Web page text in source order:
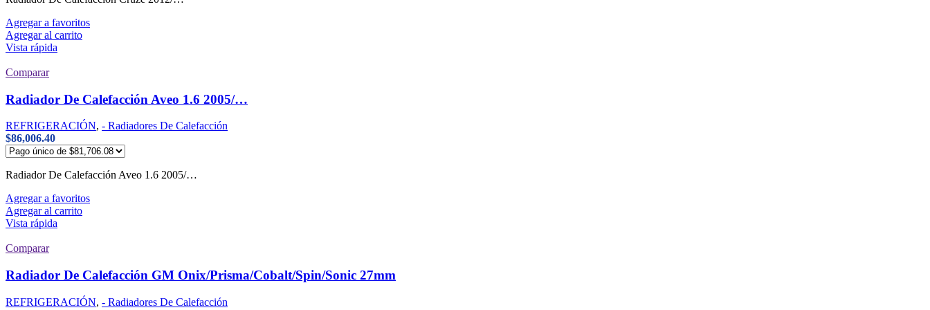
Agregar a favoritos
Agregar al carrito
Vista rápida
Comparar
Radiador De Calefacción Aveo 1.6 2005/…
REFRIGERACIÓN, - Radiadores De Calefacción
$86,006.40
Radiador De Calefacción Aveo 1.6 2005/…
Agregar a favoritos
Agregar al carrito
Vista rápida
Comparar
Radiador De Calefacción GM Onix/Prisma/Cobalt/Spin/Sonic 27mm
REFRIGERACIÓN, - Radiadores De Calefacción